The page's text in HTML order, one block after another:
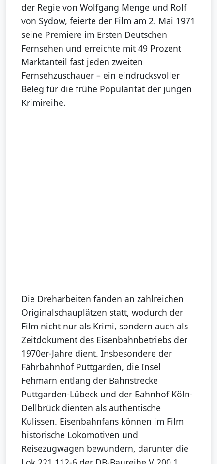
der Regie von Wolfgang Menge und Rolf
von Sydow, feierte der Film am 2. Mai 1971
seine Premiere im Ersten Deutschen
Fernsehen und erreichte mit 49 Prozent
Marktanteil fast jeden zweiten
Fernsehzuschauer – ein eindrucksvoller
Beleg für die frühe Popularität der jungen
Krimireihe.
Die Dreharbeiten fanden an zahlreichen
Originalschauplätzen statt, wodurch der
Film nicht nur als Krimi, sondern auch als
Zeitdokument des Eisenbahnbetriebs der
1970er-Jahre dient. Insbesondere der
Fährbahnhof Puttgarden, die Insel
Fehmarn entlang der Bahnstrecke
Puttgarden-Lübeck und der Bahnhof Köln-
Dellbrück dienten als authentische
Kulissen. Eisenbahnfans können im Film
historische Lokomotiven und
Reisezugwagen bewundern, darunter die